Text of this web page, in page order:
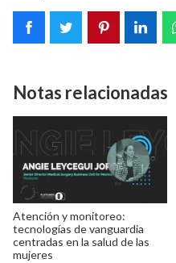
Notas relacionadas
Atención y monitoreo:
tecnologías de vanguardia
centradas en la salud de las
mujeres